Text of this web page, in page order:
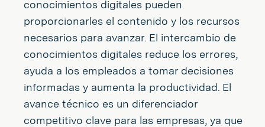
conocimientos digitales pueden
proporcionarles el contenido y los recursos
necesarios para avanzar. El intercambio de
conocimientos digitales reduce los errores,
ayuda a los empleados a tomar decisiones
informadas y aumenta la productividad. El
avance técnico es un diferenciador
competitivo clave para las empresas, ya que